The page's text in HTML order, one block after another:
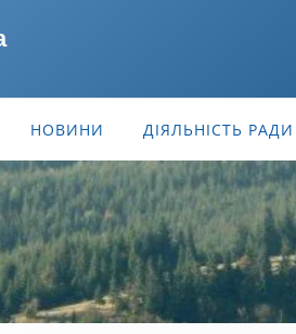
НОВИНИ ДІЯЛЬНІСТЬ РАДИ